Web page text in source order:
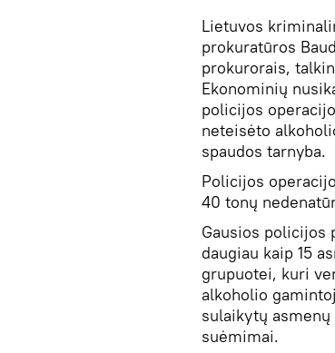
Lietuvos
prokuratūros
prokurorais,
Ekonominių
policijos
neteisėto
spaudos tarnyba.
Policijos
40 tonų
Gausios policijos
daugiau kaip 15
grupuotei, kuri
alkoholio
sulaikytų
suėmimai.